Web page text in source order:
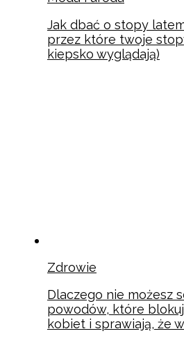
Jak dbać o stopy
przez które twoje
kiepsko wyglądają)
Zdrowie
Dlaczego nie możesz
powodów, które
kobiet i sprawiają, że